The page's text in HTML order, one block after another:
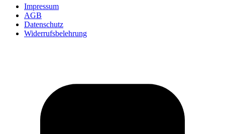
Impressum
AGB
Datenschutz
Widerrufsbelehrung